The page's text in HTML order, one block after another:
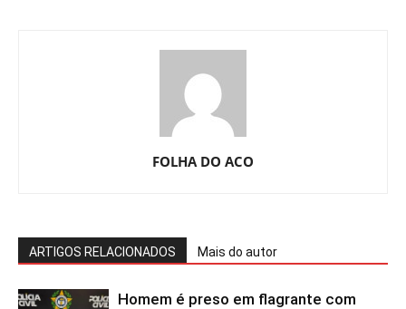
FOLHA DO ACO
ARTIGOS RELACIONADOS Mais do autor
Homem é preso em flagrante com